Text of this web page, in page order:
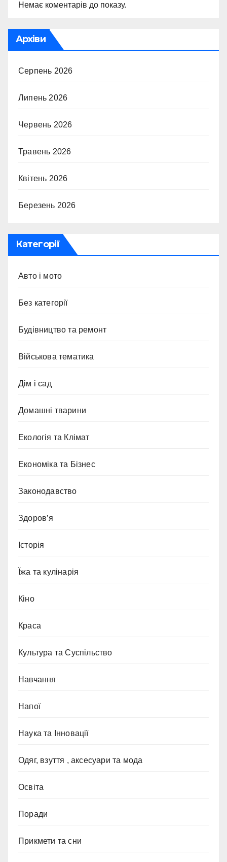
Немає коментарів до показу.
Архіви
Серпень 2026
Липень 2026
Червень 2026
Травень 2026
Квітень 2026
Березень 2026
Категорії
Авто і мото
Без категорії
Будівництво та ремонт
Військова тематика
Дім і сад
Домашні тварини
Екологія та Клімат
Економіка та Бізнес
Законодавство
Здоров’я
Історія
Їжа та кулінарія
Кіно
Краса
Культура та Суспільство
Навчання
Напої
Наука та Інновації
Одяг, взуття , аксесуари та мода
Освіта
Поради
Прикмети та сни